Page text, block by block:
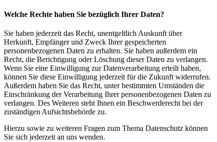
Welche Rechte haben Sie bezüglich Ihrer Daten?
Sie haben jederzeit das Recht, unentgeltlich Auskunft über
Herkunft, Empfänger und Zweck Ihrer gespeicherten
personenbezogenen Daten zu erhalten. Sie haben außerdem ein
Recht, die Berichtigung oder Löschung dieser Daten zu verlangen.
Wenn Sie eine Einwilligung zur Datenverarbeitung erteilt haben,
können Sie diese Einwilligung jederzeit für die Zukunft widerrufen.
Außerdem haben Sie das Recht, unter bestimmten Umständen die
Einschränkung der Verarbeitung Ihrer personenbezogenen Daten zu
verlangen. Des Weiteren steht Ihnen ein Beschwerderecht bei der
zuständigen Aufsichtsbehörde zu.
Hierzu sowie zu weiteren Fragen zum Thema Datenschutz können
Sie sich jederzeit an uns wenden.